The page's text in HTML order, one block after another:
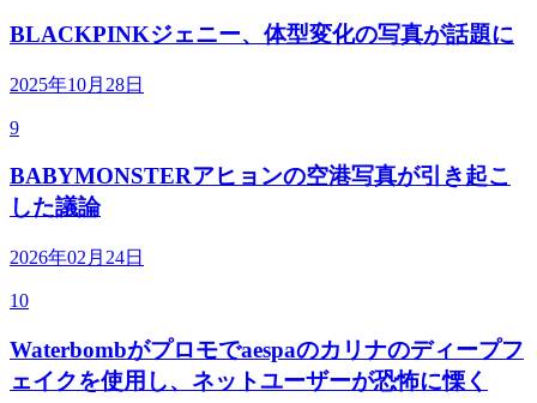
BLACKPINKジェニー、体型変化の写真が話題に
2025年10月28日
9
BABYMONSTERアヒョンの空港写真が引き起こ
した議論
2026年02月24日
10
Waterbombがプロモでaespaのカリナのディープフ
ェイクを使用し、ネットユーザーが恐怖に慄く